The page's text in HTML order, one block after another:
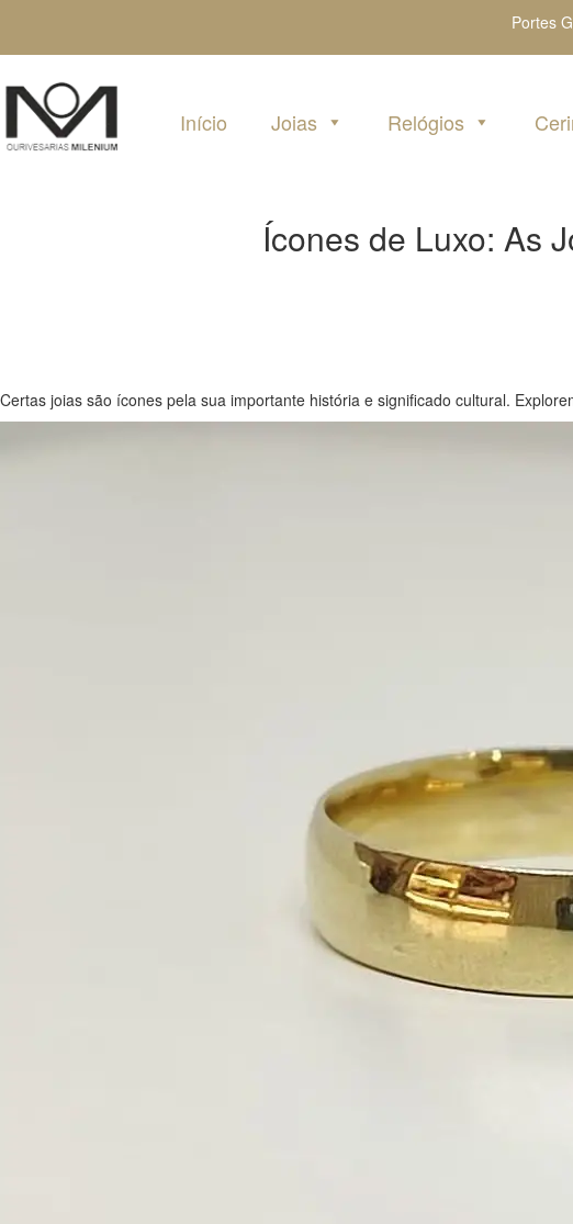
o
Portes
Início Joias Relógios
Ícones de Luxo: As
Certas joias são ícones pela sua importante história e significado cultural.